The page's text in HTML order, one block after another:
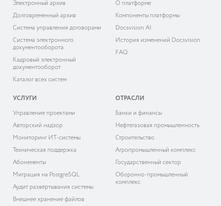
Электронный архив
Долговременный архив
Система управления договорами
Система электронного
документооборота
Кадровый электронный
документооборот
Каталог всех систем
О платформе
Компоненты платформы
Docsvision AI
История изменений Docsvision
FAQ
УСЛУГИ
Управление проектами
Авторский надзор
Мониторинг ИТ-системы
Техническая поддержка
Абонементы
Миграция на PostgreSQL
Аудит развёртывания системы
Внешнее хранение файлов
ОТРАСЛИ
Банки и финансы
Нефтегазовая промышленность
Строительство
Агропромышленный комплекс
Государственный сектор
Оборонно-промышленный
комплекс